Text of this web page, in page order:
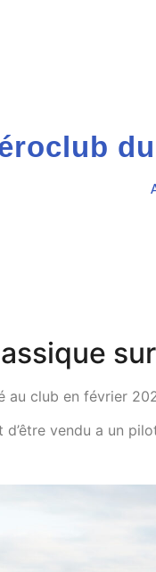
sur
au club en février
d’être vendu a un